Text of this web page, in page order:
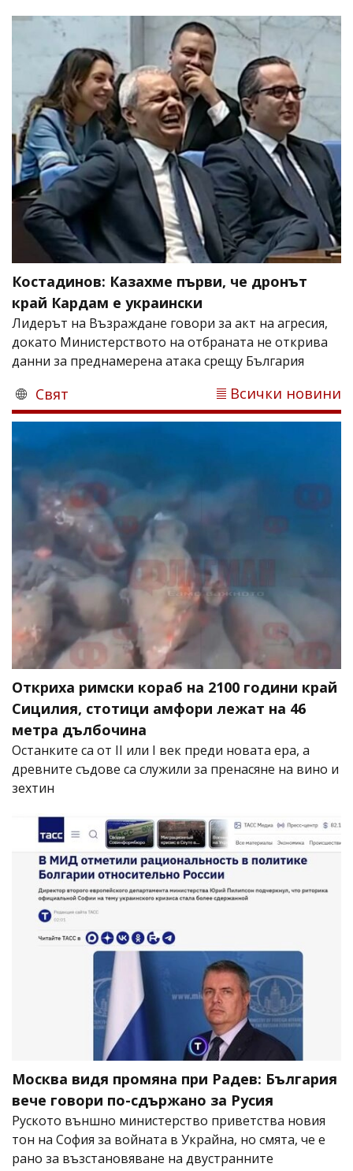
Костадинов: Казахме първи, че дронът
край Кардам е украински
Лидерът на Възраждане говори за акт на агресия,
докато Министерството на отбраната не открива
данни за преднамерена атака срещу България
Свят Всички новини
Откриха римски кораб на 2100 години край
Сицилия, стотици амфори лежат на 46
метра дълбочина
Останките са от II или I век преди новата ера, а
древните съдове са служили за пренасяне на вино и
зехтин
Москва видя промяна при Радев: България
вече говори по-сдържано за Русия
Руското външно министерство приветства новия
тон на София за войната в Украйна, но смята, че е
рано за възстановяване на двустранните